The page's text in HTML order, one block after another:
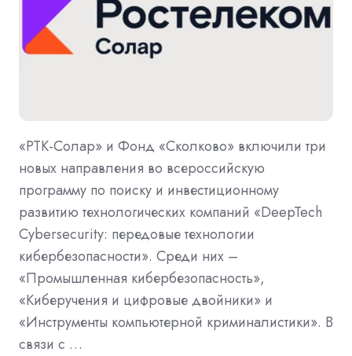
«РТК-Солар» и Фонд «Сколково» включили три
новых направления во всероссийскую
программу по поиску и инвестиционному
развитию технологических компаний «DeepTech
Cybersecurity: передовые технологии
кибербезопасности». Среди них –
«Промышленная кибербезопасность»,
«Киберучения и цифровые двойники» и
«Инструменты компьютерной криминалистики». В
связи с …